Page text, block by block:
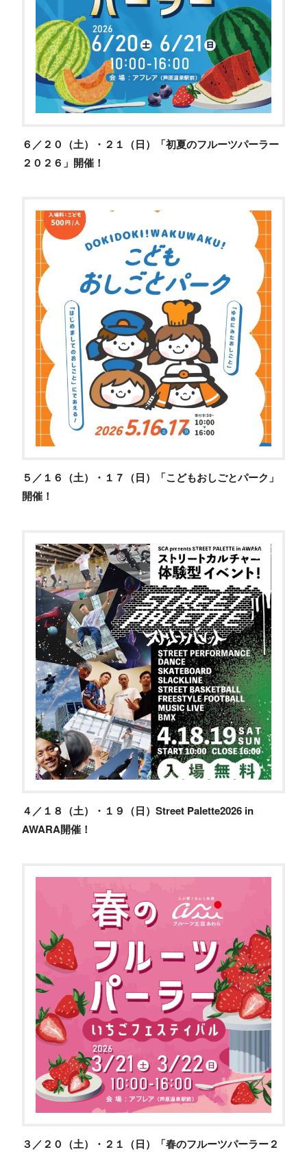
６／２０（土）・２１（日）「初夏のフルーツパーラー
２０２６」開催！
５／１６（土）・１７（日）「こどもおしごとパーク」
開催！
４／１８（土）・１９（日）Street Palette2026 in
AWARA開催！
３／２０（土）・２１（日）「春のフルーツパーラー２